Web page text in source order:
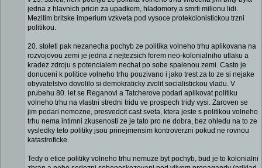
jedna z hlavnich pricin za upadkem, hladomory a smrti milionu lidi.
Mezitim britske imperium vzkveta pod vysoce protekcionistickou trzni
politikou.
20. stoleti pak nezanecha pochyb ze politika volneho trhu aplikovana na
rozvojovou zemi je jedna z nejtezsich forem neo-kolonialniho utlaku a
kradez zdroju s potencialem nechat po sobe spalenou zemi. Casto je
donuceni k politice volneho trhu pouzivano i jako trest za to ze si nejake
obyvatelstvo dovolilo si demokraticky zvolit socialistickou vladu. V
prubehu 80. let se Reganovi a Tatcherove podari aplikovat politiku
volneho trhu na vlastni stredni tridu ve prospech tridy vysi. Zaroven se
jim podari nemozne, presvedcit cast sveta, ktera jeste s politikou volneho
trhu nema intimni zkusenosti ze je tato pro ne dobra, bez ohledu na to ze
vysledky teto politiky jsou prinejmensim kontroverzni pokud ne rovnou
katastroficke.
Tedy o etice politiky volneho trhu nemuze byt pochyb, bud je to kolonialni